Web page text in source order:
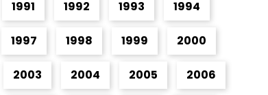
1991 1992 1993 1994
1997 1998 1999 2000
2003 2004 2005 2006